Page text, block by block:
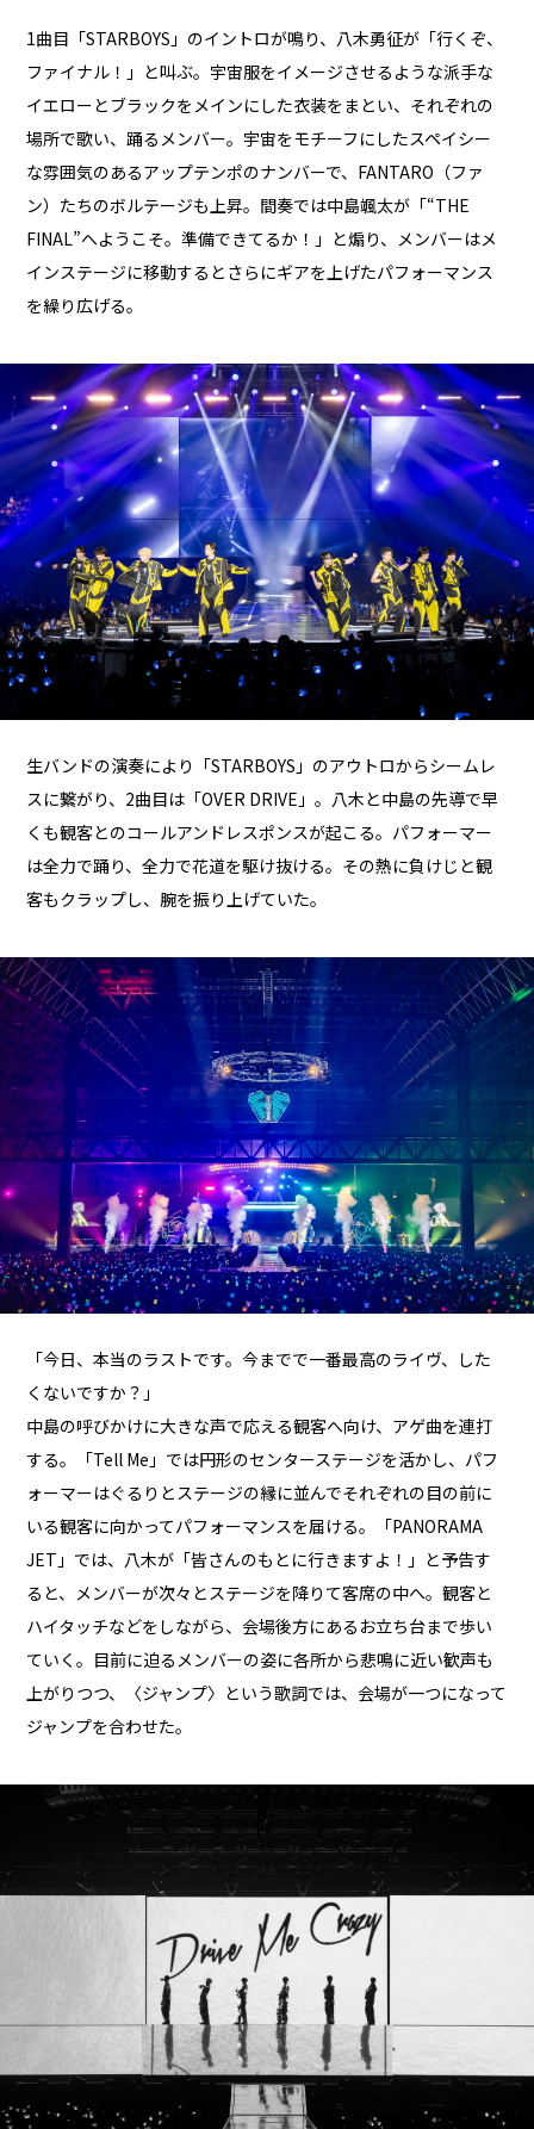
1曲目「STARBOYS」のイントロが鳴り、八木勇征が「行くぞ、
ファイナル！」と叫ぶ。宇宙服をイメージさせるような派手な
イエローとブラックをメインにした衣装をまとい、それぞれの
場所で歌い、踊るメンバー。宇宙をモチーフにしたスペイシー
な雰囲気のあるアップテンポのナンバーで、FANTARO（ファ
ン）たちのボルテージも上昇。間奏では中島颯太が「“THE
FINAL”へようこそ。準備できてるか！」と煽り、メンバーはメ
インステージに移動するとさらにギアを上げたパフォーマンス
を繰り広げる。
生バンドの演奏により「STARBOYS」のアウトロからシームレ
スに繋がり、2曲目は「OVER DRIVE」。八木と中島の先導で早
くも観客とのコールアンドレスポンスが起こる。パフォーマー
は全力で踊り、全力で花道を駆け抜ける。その熱に負けじと観
客もクラップし、腕を振り上げていた。
「今日、本当のラストです。今までで一番最高のライヴ、した
くないですか？」
中島の呼びかけに大きな声で応える観客へ向け、アゲ曲を連打
する。「Tell Me」では円形のセンターステージを活かし、パフ
ォーマーはぐるりとステージの縁に並んでそれぞれの目の前に
いる観客に向かってパフォーマンスを届ける。「PANORAMA
JET」では、八木が「皆さんのもとに行きますよ！」と予告す
ると、メンバーが次々とステージを降りて客席の中へ。観客と
ハイタッチなどをしながら、会場後方にあるお立ち台まで歩い
ていく。目前に迫るメンバーの姿に各所から悲鳴に近い歓声も
上がりつつ、〈ジャンプ〉という歌詞では、会場が一つになって
ジャンプを合わせた。